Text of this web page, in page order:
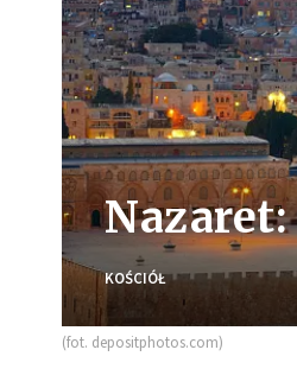
KOŚCIÓŁ
(fot. depositphotos.com)